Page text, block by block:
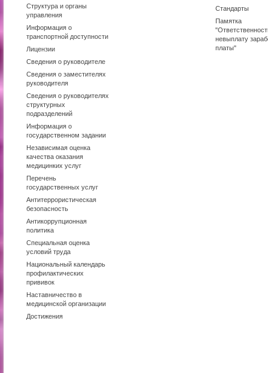
Структура и органы
управления
Информация о
транспортной доступности
Лицензии
Сведения о руководителе
Сведения о заместителях
руководителя
Сведения о руководителях
структурных
подразделений
Информация о
государственном задании
Независимая оценка
качества оказания
медицинких услуг
Перечень
государственных услуг
Антитеррористическая
безопасность
Антикоррупционная
политика
Специальная оценка
условий труда
Национальный календарь
профилактических
прививок
Наставничество в
медицинской организации
Достижения
Стандарты
Памятка
невыплату
платы"